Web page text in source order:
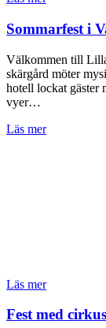
Sommarfest i
Välkommen till
skärgård möter
hotell lockat gäster
vyer…
Läs mer
Läs mer
Fest med